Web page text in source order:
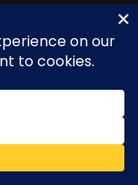
copyright